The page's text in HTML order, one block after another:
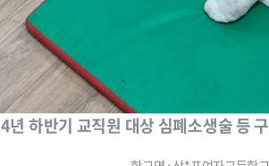
년 하반기 교직원 대상 심폐소생술 등